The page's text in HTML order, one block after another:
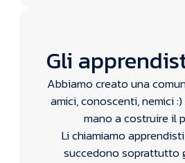
Gli
Abbiamo creato una
amici, conoscenti, nemici
mano a costruire il
Li chiamiamo
succedono soprattutto